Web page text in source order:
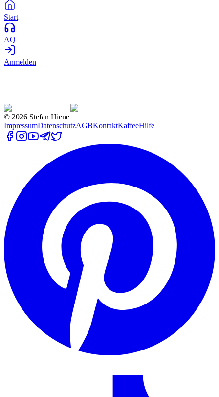
Start
AQ
Anmelden
© 2026 Stefan Hiene
ImpressumDatenschutzAGBKontaktKaffeeHilfe